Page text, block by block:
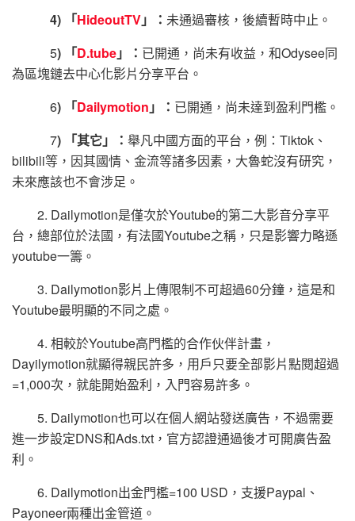
4) 「HideoutTV」： 未通過審核，後續暫時中止。
5) 「D.tube」： 已開通，尚未有收益，和Odysee同
為區塊鏈去中心化影片分享平台。
6) 「Dailymotion 」： 已開通，尚未達到盈利門檻。
7) 「其它」： 舉凡中國方面的平台，例：Tiktok、
bilibili等，因其國情、金流等諸多因素，大魯蛇沒有研究，
未來應該也不會涉足。
2. Dailymotion是僅次於Youtube的第二大影音分享平
台，總部位於法國，有法國Youtube之稱，只是影響力略遜
youtube一籌。
3. Dailymotion影片上傳限制不可超過60分鐘，這是和
Youtube最明顯的不同之處。
4. 相較於Youtube高門檻的合作伙伴計畫，
Dayilymotion就顯得親民許多，用戶只要全部影片點閱超過
=1,000次，就能開始盈利，入門容易許多。
5. Dailymotion也可以在個人網站發送廣告，不過需要
進一步設定DNS和Ads.txt，官方認證通過後才可開廣告盈
利。
6. Dailymotion出金門檻=100 USD，支援Paypal、
Payoneer兩種出金管道。